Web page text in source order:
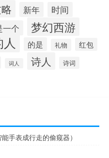
新年 时间
一个 梦幻西游
的是 礼物 红包
词人 诗人 诗词
手表成行走的偷窥器）